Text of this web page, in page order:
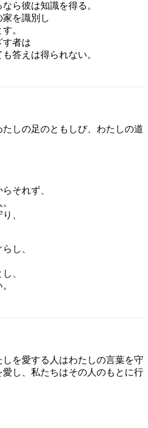
ら彼は知識を得る。
を識別し
。
す者は
答えは得られない。
しの足のともしび、わたしの道
それず、
、
し、
、
を愛する人はわたしの言葉を守
し、私たちはその人のもとに行